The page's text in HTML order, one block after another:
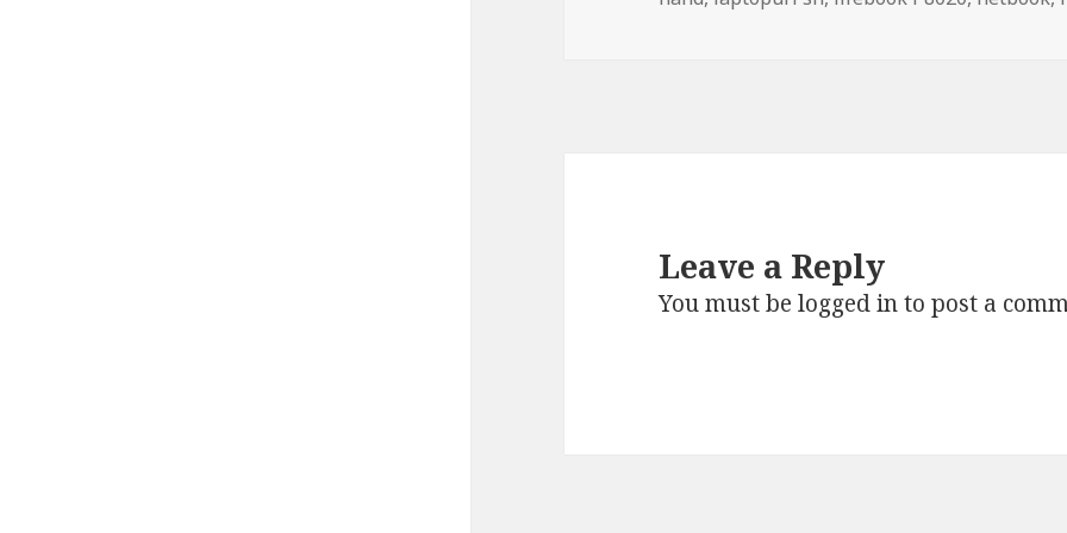
Leave a Reply
You must belogged into post a